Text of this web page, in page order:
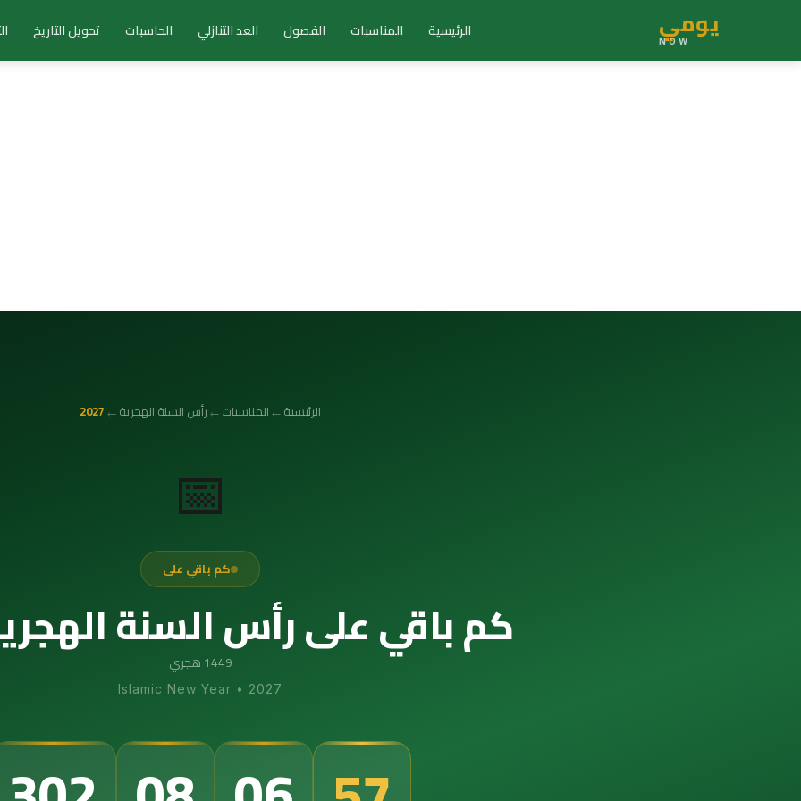
يومي
NOW الرئيسية المناسبات الفصول العد التنازلي الحاسبات تحويل التاريخ
الرئيسية←المناسبات←رأس السنة الهجرية←
2027
📅
كم باقي على
كم باقي على رأس السنة الهجرية
1449 هجري
Islamic New Year • 2027